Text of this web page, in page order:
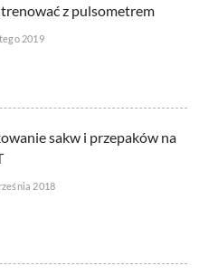
trenować z pulsometrem
2019
sakw i przepaków na
2018